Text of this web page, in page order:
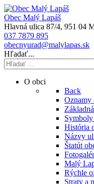
Obec Malý Lapáš
Hlavná ulica 87/4, 951 04
037 7879 895
obecnyurad@malylapas.sk
Hľadať...
O obci
Back
Oznamy
História
Názvy
Štatút
Malý
Rýchle
Straty a